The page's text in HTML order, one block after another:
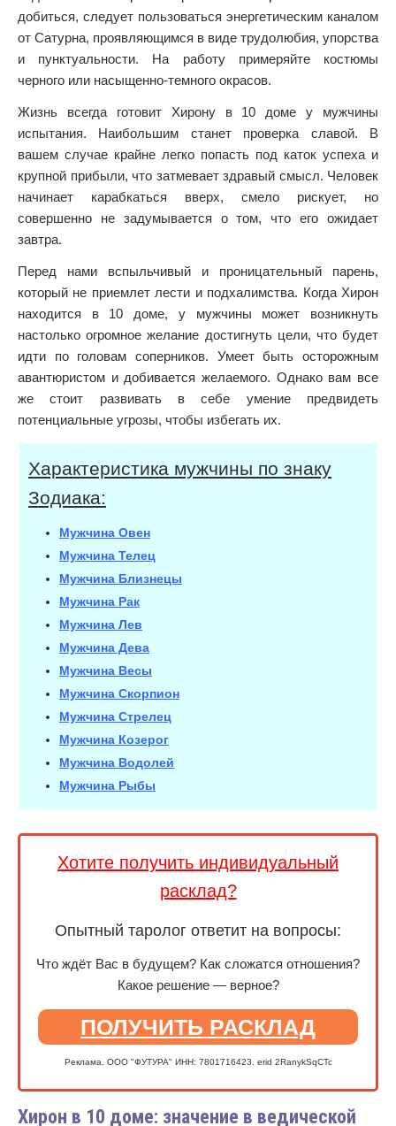
добиться, следует пользоваться энергетическим каналом
от Сатурна, проявляющимся в виде трудолюбия, упорства
и пунктуальности. На работу примеряйте костюмы
черного или насыщенно-темного окрасов.
Жизнь всегда готовит Хирону в 10 доме у мужчины
испытания. Наибольшим станет проверка славой. В
вашем случае крайне легко попасть под каток успеха и
крупной прибыли, что затмевает здравый смысл. Человек
начинает карабкаться вверх, смело рискует, но
совершенно не задумывается о том, что его ожидает
завтра.
Перед нами вспыльчивый и проницательный парень,
который не приемлет лести и подхалимства. Когда Хирон
находится в 10 доме, у мужчины может возникнуть
настолько огромное желание достигнуть цели, что будет
идти по головам соперников. Умеет быть осторожным
авантюристом и добивается желаемого. Однако вам все
же стоит развивать в себе умение предвидеть
потенциальные угрозы, чтобы избегать их.
Характеристика мужчины по знаку
Зодиака:
Мужчина Овен
Мужчина Телец
Мужчина Близнецы
Мужчина Рак
Мужчина Лев
Мужчина Дева
Мужчина Весы
Мужчина Скорпион
Мужчина Стрелец
Мужчина Козерог
Мужчина Водолей
Мужчина Рыбы
Хотите получить индивидуальный
расклад?
Опытный таролог ответит на вопросы:
Что ждёт Вас в будущем? Как сложатся отношения?
Какое решение — верное?
ПОЛУЧИТЬ РАСКЛАД
Реклама. ООО "ФУТУРА" ИНН: 7801716423. erid 2RanykSqCTc
Хирон в 10 доме: значение в ведической